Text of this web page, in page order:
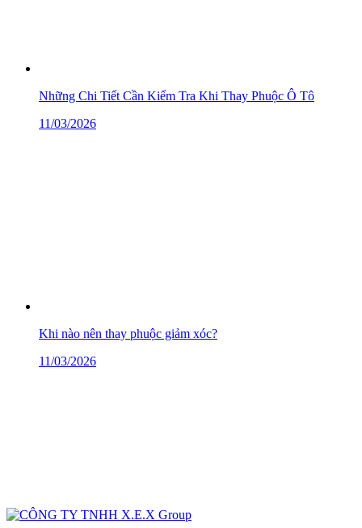
Những Chi Tiết Cần Kiểm Tra Khi Thay Phuộc Ô Tô
11/03/2026
Khi nào nên thay phuộc giảm xóc?
11/03/2026